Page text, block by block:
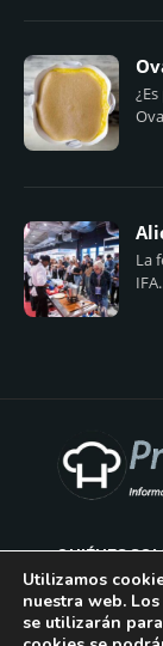
La
QUIÉNES
AVISO LEGAL
Utilizamos
nuestra web.
se utilizarán